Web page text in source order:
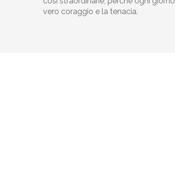
vero coraggio e la tenacia.